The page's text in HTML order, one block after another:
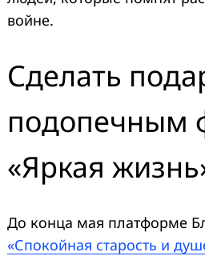
войне.
Сделать
подопечным
«Яркая
До конца мая платформе
«Спокойная старость и